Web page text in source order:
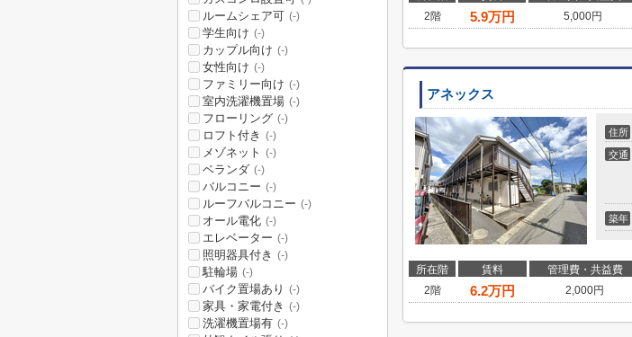
2階
5.9万円 5,000円
アネックス
住所
交通
築年
所在階 賃料 管理費・共益費
2階
6.2万円 2,000円
ルームシェア可 (-)
学生向け (-)
カップル向け (-)
女性向け (-)
ファミリー向け (-)
室内洗濯機置場 (-)
フローリング (-)
ロフト付き (-)
メゾネット (-)
ベランダ (-)
バルコニー (-)
ルーフバルコニー (-)
オール電化 (-)
エレベーター (-)
照明器具付き (-)
駐輪場 (-)
バイク置場あり (-)
家具・家電付き (-)
洗濯機置場有 (-)